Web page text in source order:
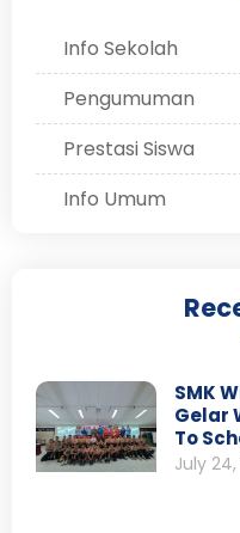
Info Sekolah
Pengumuman
Prestasi Siswa
Info Umum
SMK
Gelar
To
July